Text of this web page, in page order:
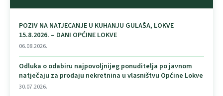
POZIV NA NATJECANJE U KUHANJU GULAŠA, LOKVE
15.8.2026. – DANI OPĆINE LOKVE
06.08.2026.
Odluka o odabiru najpovoljnijeg ponuditelja po javnom
natječaju za prodaju nekretnina u vlasništvu Općine Lokve
30.07.2026.